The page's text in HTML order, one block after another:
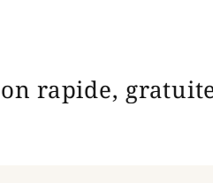
Livraison rapide,